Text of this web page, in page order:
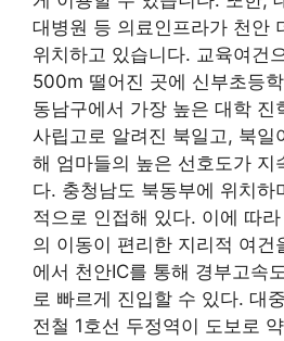
대병원 등 의료인프라가 천안
위치하고 있습니다. 교육여건
500m 떨어진 곳에 신부초등
동남구에서 가장 높은 대학 진
사립고로 알려진 북일고, 북일
해 엄마들의 높은 선호도가 지
다. 충청남도 북동부에 위치하
적으로 인접해 있다. 이에 따
의 이동이 편리한 지리적 여건
에서 천안IC를 통해 경부고속
로 빠르게 진입할 수 있다. 대
전철 1호선 두정역이 도보로